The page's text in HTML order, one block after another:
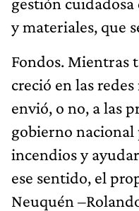
y materiales, que
Fondos. Mientras
creció en las
envió, o no, a las
gobierno
incendios y
ese sentido, el
Neuquén